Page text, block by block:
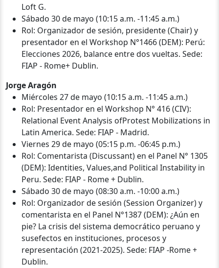
Loft G.
Sábado 30 de mayo (10:15 a.m. -11:45 a.m.)
Rol: Organizador de sesión, presidente (Chair) y
presentador en el Workshop N°1466 (DEM): Perú:
Elecciones 2026, balance entre dos vueltas. Sede:
FIAP - Rome+ Dublin.
Jorge Aragón‍
Miércoles 27 de mayo (10:15 a.m. -11:45 a.m.)
Rol: Presentador en el Workshop N° 416 (CIV):
Relational Event Analysis ofProtest Mobilizations in
Latin America. Sede: FIAP - Madrid.
Viernes 29 de mayo (05:15 p.m. -06:45 p.m.)
Rol: Comentarista (Discussant) en el Panel N° 1305
(DEM): Identities, Values,and Political Instability in
Peru. Sede: FIAP - Rome + Dublin.
Sábado 30 de mayo (08:30 a.m. -10:00 a.m.)
Rol: Organizador de sesión (Session Organizer) y
comentarista en el Panel N°1387 (DEM): ¿Aún en
pie? La crisis del sistema democrático peruano y
susefectos en instituciones, procesos y
representación (2021-2025). Sede: FIAP -Rome +
Dublin.